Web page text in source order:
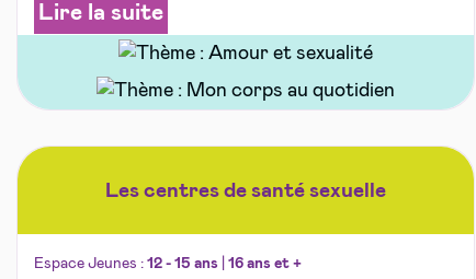
Lire la suite
Les centres de santé sexuelle
Espace Jeunes : 12 - 15 ans 16 ans et +